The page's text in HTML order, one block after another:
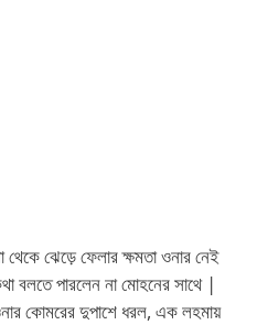
ঝেড়ে ফেলার ক্ষমতা ওনার নেই
বলতে পারলেন না মোহনের সাথে |
কোমরের দুপাশে ধরল, এক লহমায়